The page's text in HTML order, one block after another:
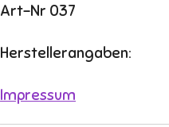
Art-Nr 037
Herstellerangaben:
Impressum